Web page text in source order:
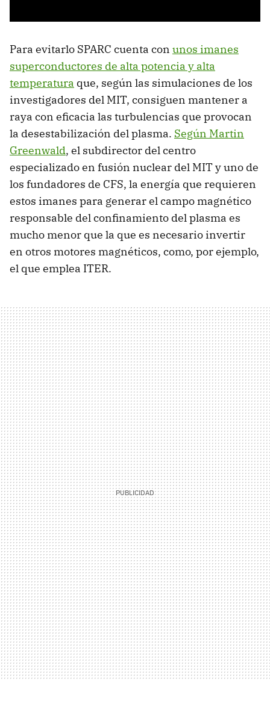
Para evitarlo SPARC cuenta con unos imanes
superconductores de alta potencia y alta
temperatura que, según las simulaciones de los
investigadores del MIT, consiguen mantener a
raya con eficacia las turbulencias que provocan
la desestabilización del plasma. Según Martin
Greenwald, el subdirector del centro
especializado en fusión nuclear del MIT y uno de
los fundadores de CFS, la energía que requieren
estos imanes para generar el campo magnético
responsable del confinamiento del plasma es
mucho menor que la que es necesario invertir
en otros motores magnéticos, como, por ejemplo,
el que emplea ITER.